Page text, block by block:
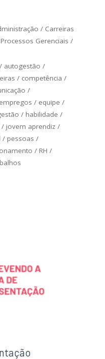
/ Carreiras
Processos Gerenciais /
/ autogestão /
/ competência /
/
empregos / equipe /
/ habilidade /
/ jovem aprendiz /
/ pessoas /
/ RH /